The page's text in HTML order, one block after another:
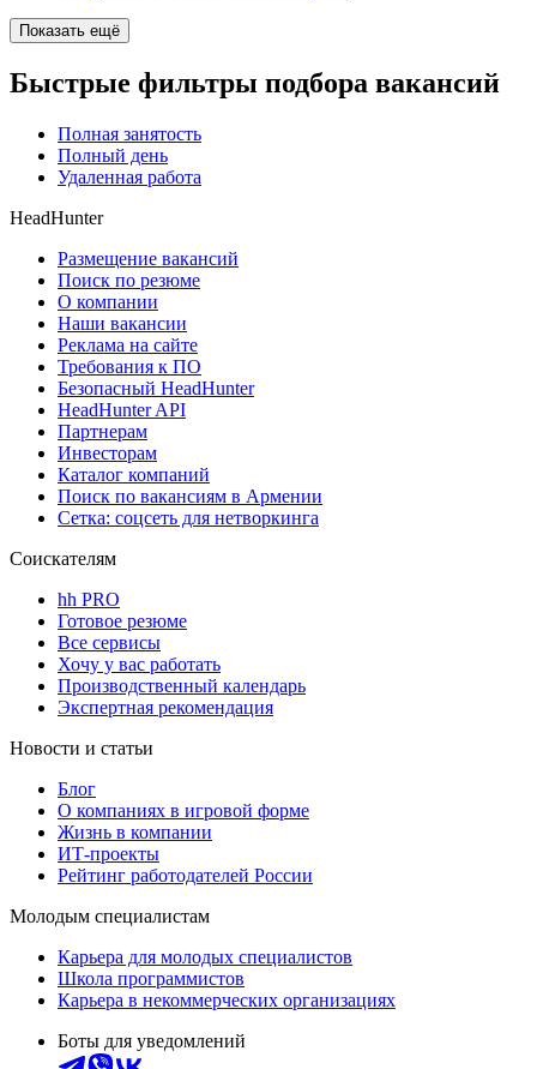
Показать ещё
Быстрые фильтры подбора вакансий
Полная занятость
Полный день
Удаленная работа
HeadHunter
Размещение вакансий
Поиск по резюме
О компании
Наши вакансии
Реклама на сайте
Требования к ПО
Безопасный HeadHunter
HeadHunter API
Партнерам
Инвесторам
Каталог компаний
Поиск по вакансиям в Армении
Сетка: соцсеть для нетворкинга
Соискателям
hh PRO
Готовое резюме
Все сервисы
Хочу у вас работать
Производственный календарь
Экспертная рекомендация
Новости и статьи
Блог
О компаниях в игровой форме
Жизнь в компании
ИТ-проекты
Рейтинг работодателей России
Молодым специалистам
Карьера для молодых специалистов
Школа программистов
Карьера в некоммерческих организациях
Боты для уведомлений